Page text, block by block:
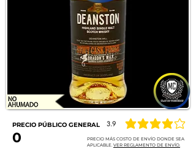
PRECIO PÚBLICO GENERAL 3.9 la calificación
0
PRECIO MÁS COSTO DE ENVÍO DONDE SEA
APLICABLE. VER REGLAMENTO DE ENVÍO.